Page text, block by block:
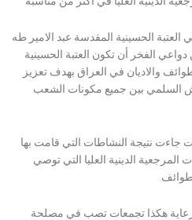
الحسينية المقدسة عبد الامير طه
الفخر أن تكون العتبة الحسينية
والاديان في العراق بهدف تعزيز
السلمي بين جميع مكونات الشعب
جاءت نتيجة النشاطات التي قامت بها
الدينية العليا التي توصي
برعاية هكذا تجمعات تصب في مصلحة